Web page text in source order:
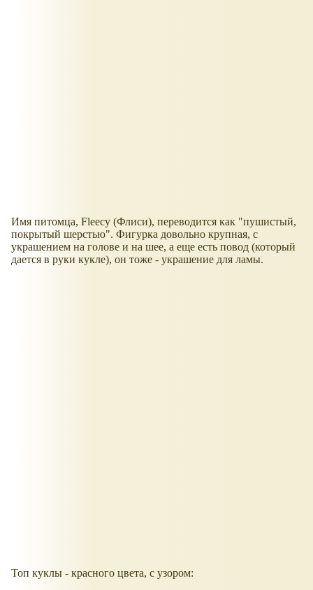
Имя питомца, Fleecy (Флиси), переводится как "пушистый,
покрытый шерстью". Фигурка довольно крупная, с
украшением на голове и на шее, а еще есть повод (который
дается в руки кукле), он тоже - украшение для ламы.
Топ куклы - красного цвета, с узором: